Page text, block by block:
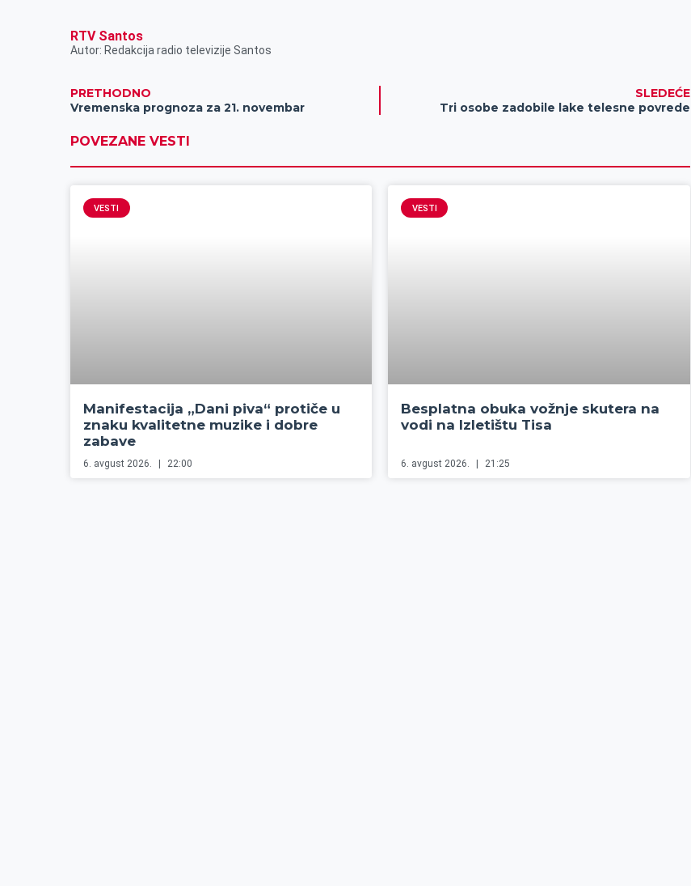
RTV Santos
Autor: Redakcija radio televizije Santos
PRETHODNO
Vremenska prognoza za 21. novembar
SLEDEĆE
Tri osobe zadobile lake telesne povrede
POVEZANE VESTI
VESTI
Manifestacija „Dani piva“ protiče u
znaku kvalitetne muzike i dobre
zabave
6. avgust 2026. 22:00
VESTI
Besplatna obuka vožnje skutera na
vodi na Izletištu Tisa
6. avgust 2026. 21:25